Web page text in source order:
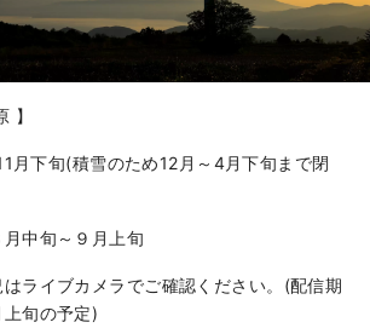
】
月下旬(積雪のため12月～4月下旬まで閉
：８月中旬～９月上旬
ライブカメラでご確認ください。(配信期
旬の予定)